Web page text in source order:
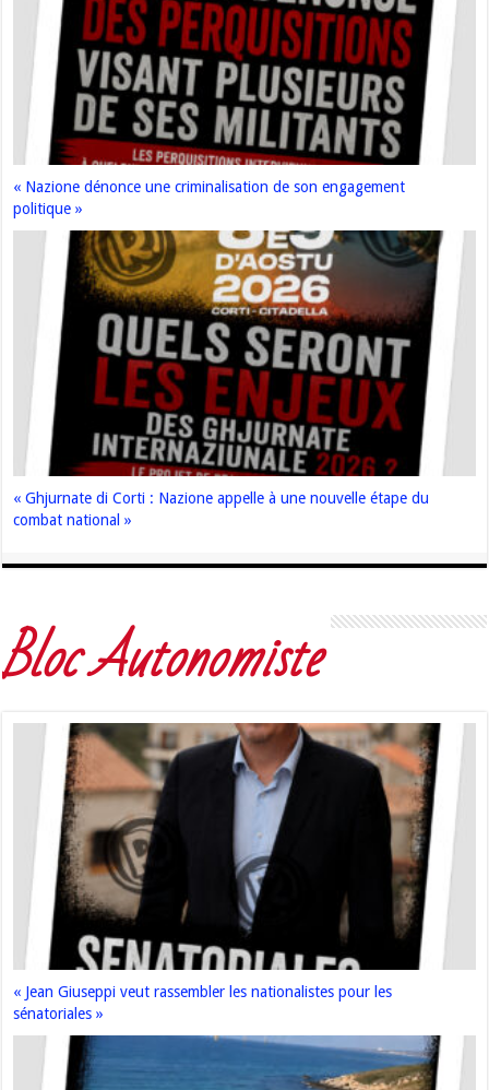
« Nazione dénonce une criminalisation de son engagement
politique »
« Ghjurnate di Corti : Nazione appelle à une nouvelle étape du
combat national »
Bloc Autonomiste
« Jean Giuseppi veut rassembler les nationalistes pour les
sénatoriales »